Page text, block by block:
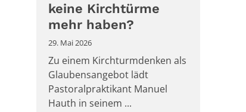
keine Kirchtürme
mehr haben?
29. Mai 2026
Zu einem Kirchturmdenken als
Glaubensangebot lädt
Pastoralpraktikant Manuel
Hauth in seinem ...